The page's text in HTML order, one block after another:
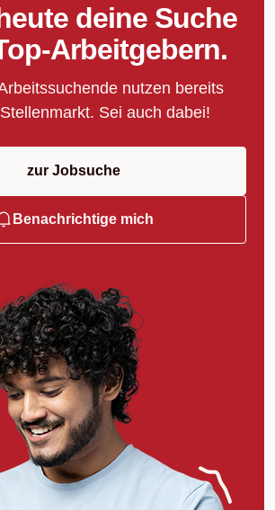
deine Suche
Arbeitgebern.
nutzen bereits
Sei auch dabei!
zur Jobsuche
Benachrichtige mich